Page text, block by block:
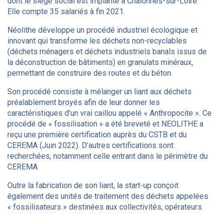
Elle compte 35 salariés à fin 2021.
Néolithe développe un procédé industriel écologique et
innovant qui transforme les déchets non-recyclables
(déchets ménagers et déchets industriels banals issus de
la déconstruction de bâtiments) en granulats minéraux,
permettant de construire des routes et du béton.
Son procédé consiste à mélanger un liant aux déchets
préalablement broyés afin de leur donner les
caractéristiques d’un vrai caillou appelé « Anthropocite ». Ce
procédé de « fossilisation » a été breveté et NEOLITHE a
reçu une première certification auprès du CSTB et du
CEREMA (Juin 2022). D’autres certifications sont
recherchées, notamment celle entrant dans le périmètre du
CEREMA.
Outre la fabrication de son liant, la start-up conçoit
également des unités de traitement des déchets appelées
« fossilisateurs » destinées aux collectivités, opérateurs